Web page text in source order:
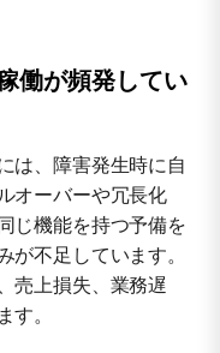
働が頻発してい
は、障害発生時に自
オーバーや冗長化
じ機能を持つ予備を
不足しています。
売上損失、業務遅
。